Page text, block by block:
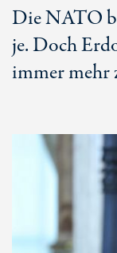
Die NATO
je. Doch
immer mehr